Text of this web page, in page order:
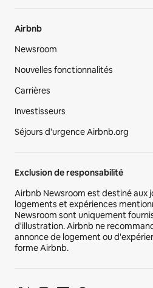
Airbnb
Newsroom
Nouvelles fonctionnalités
Carrières
Investisseurs
Séjours d'urgence Airbnb.org
Exclusion de responsabilité
Airbnb Newsroom est destiné aux
logements et expériences
Newsroom sont uniquement
d'illustration. Airbnb ne
annonce de logement ou
forme Airbnb.